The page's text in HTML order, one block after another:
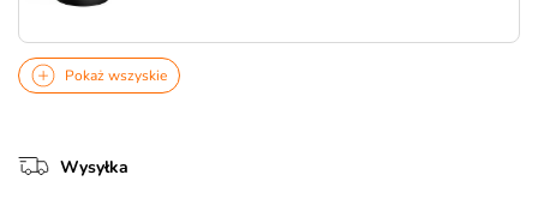
Pokaż wszyskie
Wysyłka